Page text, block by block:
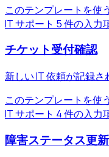
このテンプレートを使う
IT サポート 5 件の入力
チケット受付確認
新しい IT 依頼が記録
このテンプレートを使う
IT サポート 4 件の入力
障害ステータス更新